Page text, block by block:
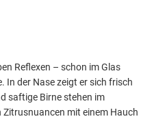
Reflexen – schon im Glas
In der Nase zeigt er sich frisch
saftige Birne stehen im
mit einem Hauch